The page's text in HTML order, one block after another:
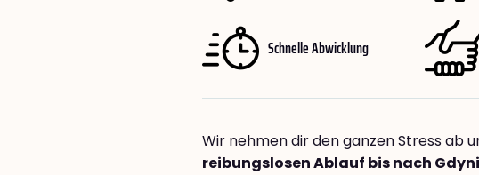
Schnelle Abwicklung
Wir nehmen dir den ganzen Stress ab
reibungslosen Ablauf bis nach